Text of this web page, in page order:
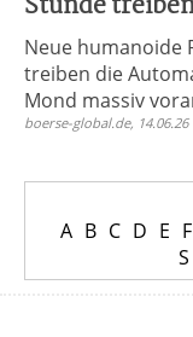
Neue humanoide
treiben die
Mond massiv
boerse-global.de, 14.06.26
A B C D E F
S